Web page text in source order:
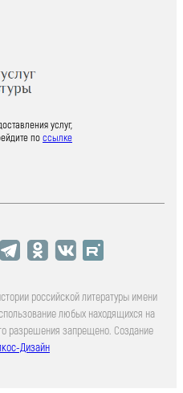
услуг,
поссылке
российской литературы имени
любых находящихся на
разрешения запрещено. Создание
Дизайн